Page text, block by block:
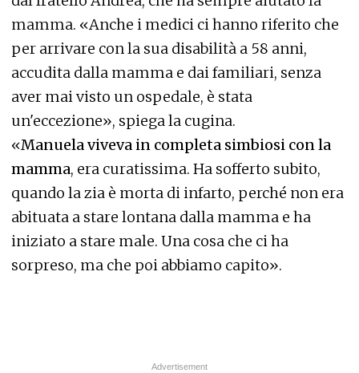
mamma. «Anche i medici ci hanno riferito che
per arrivare con la sua disabilità a 58 anni,
accudita dalla mamma e dai familiari, senza
aver mai visto un ospedale, è stata
un'eccezione», spiega la cugina.
«Manuela viveva in completa simbiosi con la
mamma, era curatissima. Ha sofferto subito,
quando la zia è morta di infarto, perché non era
abituata a stare lontana dalla mamma e ha
iniziato a stare male. Una cosa che ci ha
sorpreso, ma che poi abbiamo capito».